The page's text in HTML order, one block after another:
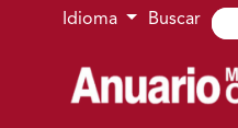
Ir al menú de navegación
Ir al contenido principal
Ir al pie de página del sitio
Idioma Buscar